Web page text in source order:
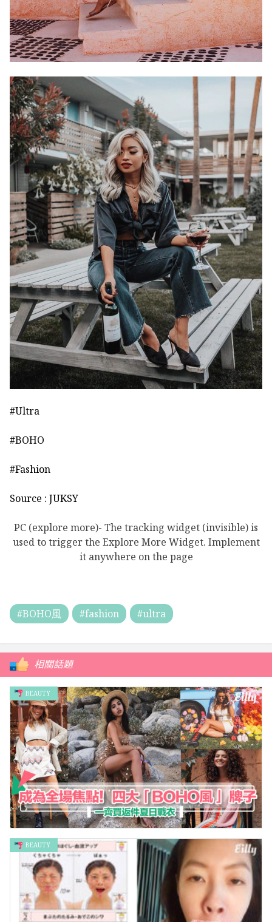
#Ultra
#BOHO
#Fashion
Source : JUKSY
PC (explore more)- The tracking widget (invisible) is
used to trigger the Explore More Widget. Implement
it anywhere on the page
#BOHO風 #fashion #ultra
相關話題
成為全場焦點！四大「BOHO風」 牌子 – 一齊買返件夏日戰衣
BEAUTY
BEAUTY